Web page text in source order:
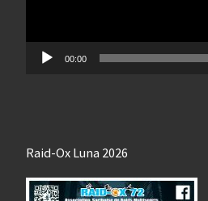
00:00
Raid-Ox Luna 2026